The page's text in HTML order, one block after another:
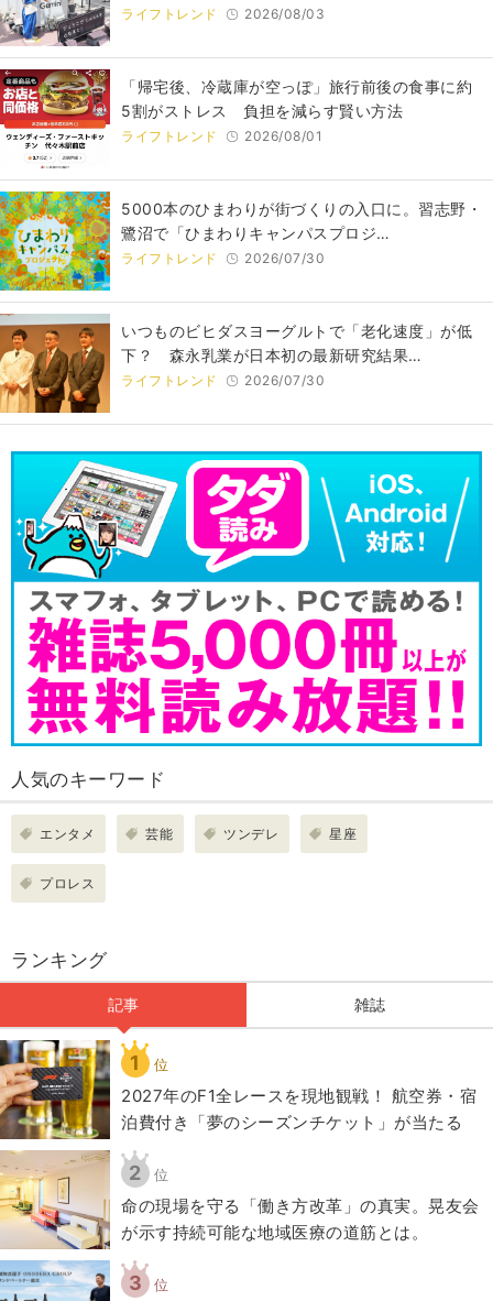
ライフトレンド 2026/08/03
「帰宅後、冷蔵庫が空っぽ」旅行前後の食事に約
5割がストレス 負担を減らす賢い方法
ライフトレンド 2026/08/01
5000本のひまわりが街づくりの入口に。習志野・
鷺沼で「ひまわりキャンパスプロジ…
ライフトレンド 2026/07/30
いつものビヒダスヨーグルトで「老化速度」が低
下？ 森永乳業が日本初の最新研究結果…
ライフトレンド 2026/07/30
人気のキーワード
エンタメ 芸能 ツンデレ 星座
プロレス
ランキング
記事 雑誌
1 位
2027年のF1全レースを現地観戦！ 航空券・宿
泊費付き「夢のシーズンチケット」が当たる
2 位
​命の現場を守る「働き方改革」の真実。晃友会
が示す持続可能な地域医療の道筋とは。
3 位